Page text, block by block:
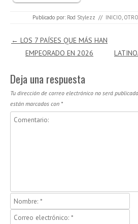
Publicado por: Rod Stylezz // INICIO
Navegación de entradas
← LOS 7 PAÍSES QUE MÁS HAN
EMPEORADO EN 2026
Deja una respuesta
Tu dirección de correo electrónico no será publicada.
están marcados con *